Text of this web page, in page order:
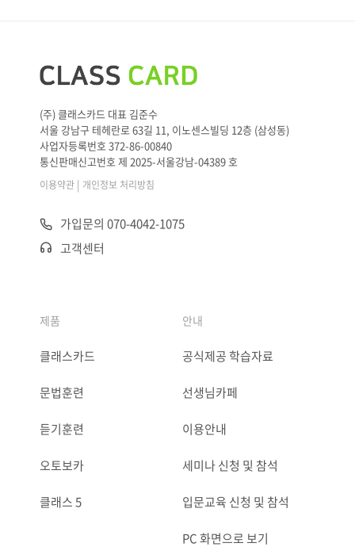
(주) 클래스카드 대표 김준수
서울 강남구 테헤란로 63길 11, 이노센스빌딩 12층 (삼성동)
사업자등록번호 372-86-00840
통신판매신고번호 제 2025-서울강남-04389 호
이용약관 | 개인정보 처리방침
가입문의 070-4042-1075
고객센터
제품
클래스카드
문법훈련
듣기훈련
오토보카
클래스 5
안내
공식제공 학습자료
선생님카페
이용안내
세미나 신청 및 참석
입문교육 신청 및 참석
PC 화면으로 보기